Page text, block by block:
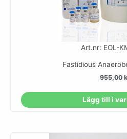
Art.nr: EOL-
Fastidious
955,00
Lägg till i